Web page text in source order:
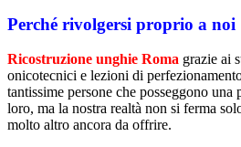
Perché rivolgersi proprio a noi
Ricostruzione unghie Roma grazie ai
onicotecnici e lezioni di
tantissime persone che posseggono una
loro, ma la nostra realtà non si ferma
molto altro ancora da offrire.